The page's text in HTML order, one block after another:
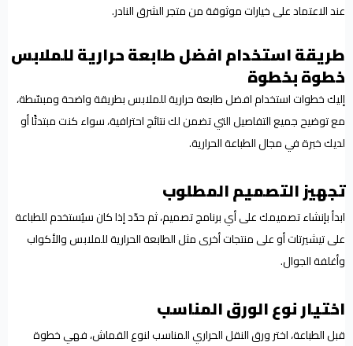
عند الاعتماد على خيارات موثوقة من متجر الشرق النادر.
طريقة استخدام افضل طابعة حرارية للملابس
خطوة بخطوة
إليك خطوات استخدام افضل طابعة حرارية للملابس بطريقة واضحة ومبسّطة،
مع توضيح جميع التفاصيل التي تضمن لك نتائج احترافية، سواء كنت مبتدئًا أو
لديك خبرة في مجال الطباعة الحرارية.
تجهيز التصميم المطلوب
ابدأ بإنشاء تصميمك على أي برنامج تصميم، ثم حدّد إذا كان سيُستخدم للطباعة
على تيشيرتات أو على منتجات أخرى مثل الطابعة الحرارية للملابس والأكواب
وأغلفة الجوال.
اختيار نوع الورق المناسب
قبل الطباعة، اختر ورق النقل الحراري المناسب لنوع القماش، فهي خطوة